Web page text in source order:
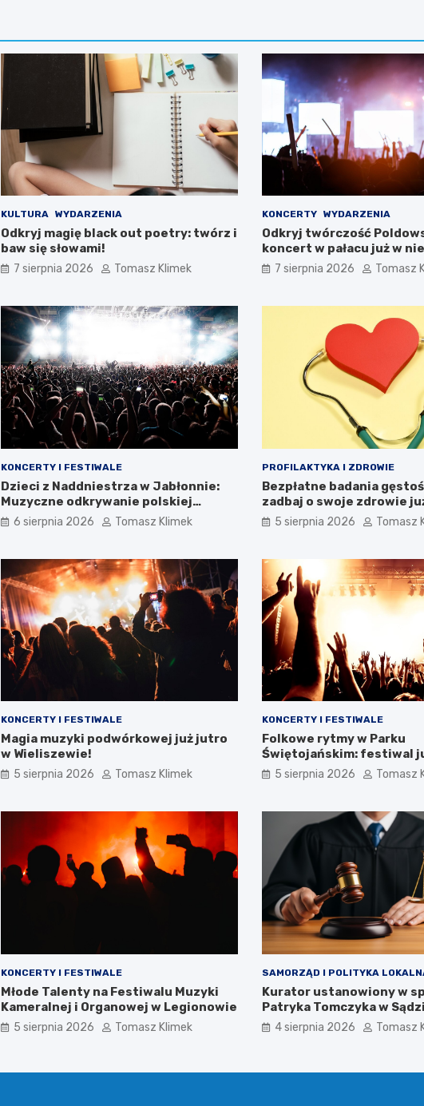
KULTURA WYDARZENIA
Odkryj magię black out poetry: twórz i
baw się słowami!
7 sierpnia 2026 Tomasz Klimek
KONCERTY WYDARZENIA
Odkryj twórczość
koncert w pałacu już w
7 sierpnia 2026 Tomasz
KONCERTY I FESTIWALE
Dzieci z Naddniestrza w Jabłonnie:
Muzyczne odkrywanie polskiej
tożsamości
6 sierpnia 2026 Tomasz Klimek
PROFILAKTYKA I ZDROWIE
Bezpłatne badania
zadbaj o swoje zdrowie
5 sierpnia 2026 Tomasz
KONCERTY I FESTIWALE
Magia muzyki podwórkowej już jutro
w Wieliszewie!
5 sierpnia 2026 Tomasz Klimek
KONCERTY I FESTIWALE
Folkowe rytmy w Parku
Świętojańskim: festiwal
5 sierpnia 2026 Tomasz
KONCERTY I FESTIWALE
Młode Talenty na Festiwalu Muzyki
Kameralnej i Organowej w Legionowie
5 sierpnia 2026 Tomasz Klimek
SAMORZĄD I POLITYKA
Kurator ustanowiony w
Patryka Tomczyka w
Rejonowym w Legionowie
4 sierpnia 2026 Tomasz